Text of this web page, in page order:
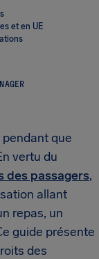
et en UE
que
vertu du
des passagers,
allant
repas, un
guide présente
des